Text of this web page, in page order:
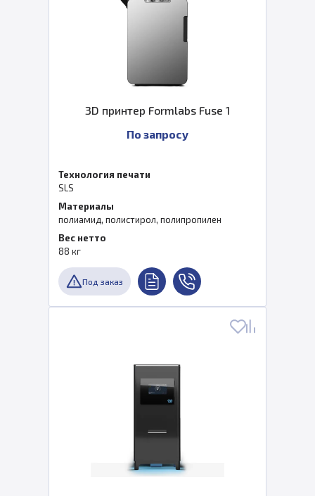
3D принтер Formlabs Fuse 1
По запросу
Технология печати
SLS
Материалы
полиамид, полистирол, полипропилен
Вес нетто
88 кг
Под заказ